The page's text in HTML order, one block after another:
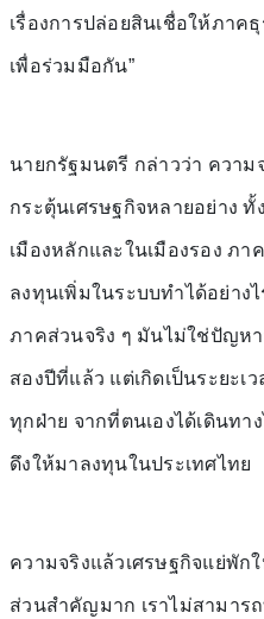
เรื่องการปล่อยสินเชื่อให้ภาค
เพื่อร่วมมือกัน”
นายกรัฐมนตรี กล่าวว่า ความ
กระตุ้นเศรษฐกิจหลายอย่าง ทั้
เมืองหลักและในเมืองรอง ภา
ลงทุนเพิ่มในระบบทำได้อย่าง
ภาคส่วนจริง ๆ มันไม่ใช่ปัญห
สองปีที่แล้ว แต่เกิดเป็นระยะ
ทุกฝ่าย จากที่ตนเองได้เดินทา
ดึงให้มาลงทุนในประเทศไทย
ความจริงแล้วเศรษฐกิจแย่พั
ส่วนสำคัญมาก เราไม่สามาร